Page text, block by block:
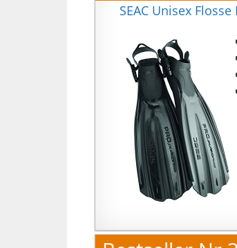
SEAC Unisex